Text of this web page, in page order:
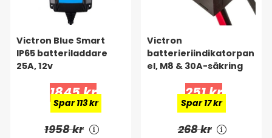
Victron Blue Smart
IP65 batteriladdare
25A, 12v
1845 kr
Spar 113 kr
1958 kr
Victron
batterieriindikatorpan
el, M8 & 30A-säkring
251 kr
Spar 17 kr
268 kr